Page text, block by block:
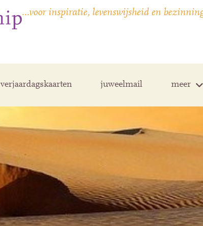
…voor inspiratie, levenswijsheid en
verjaardagskaarten juweelmail meer